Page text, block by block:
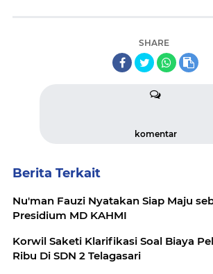
SHARE
komentar
Berita Terkait
Nu'man Fauzi Nyatakan Siap Maju
Presidium MD KAHMI
Korwil Saketi Klarifikasi Soal Biaya
Ribu Di SDN 2 Telagasari